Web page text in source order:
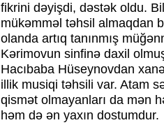
fikrini dəyişdi, dəstək oldu.
mükəmməl təhsil almaqdan
olanda artıq tanınmış
Kərimovun sinfinə daxil
Hacıbaba Hüseynovdan
illik musiqi təhsili var. Atam
qismət olmayanları da mən
həm də ən yaxın dostumdur.